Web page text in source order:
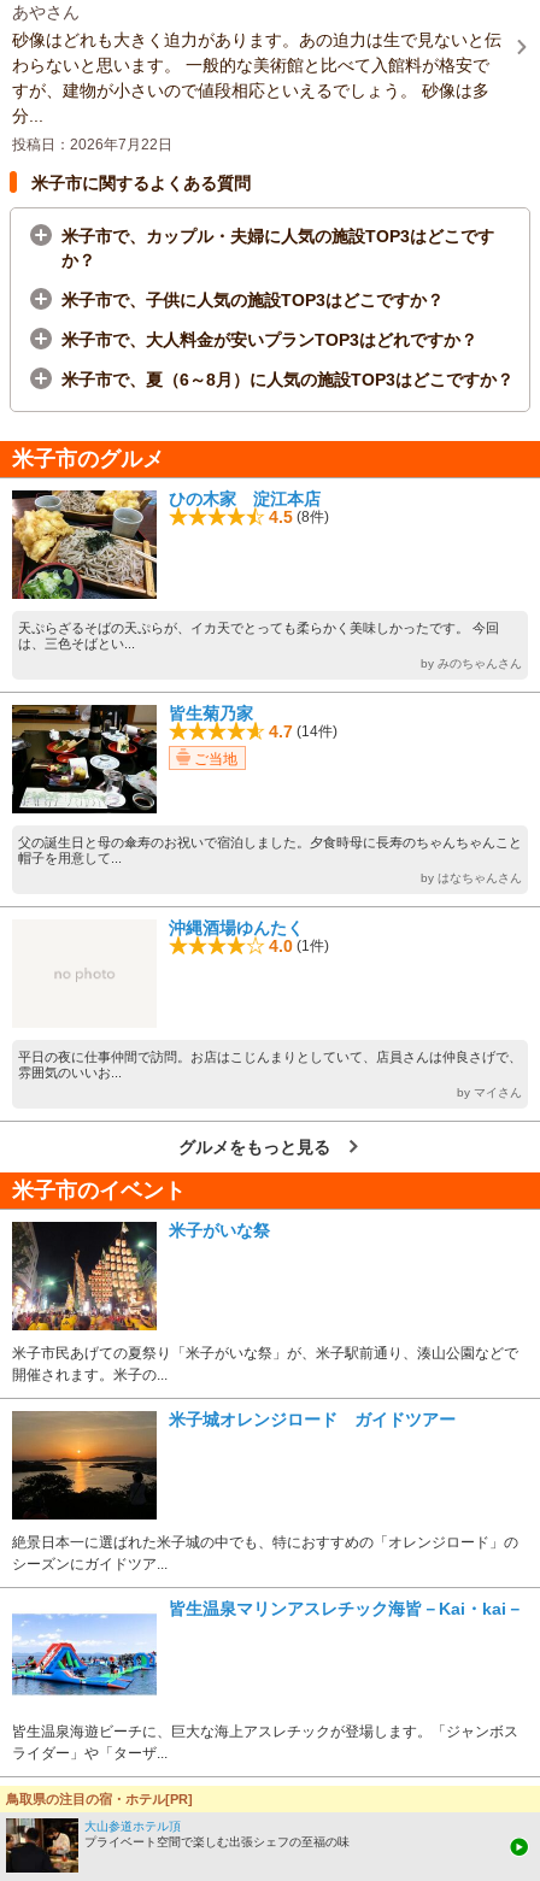
あやさん
砂像はどれも大きく迫力があります。あの迫力は生で見ないと伝
わらないと思います。 一般的な美術館と比べて入館料が格安で
すが、建物が小さいので値段相応といえるでしょう。 砂像は多
分...
投稿日：2026年7月22日
米子市に関するよくある質問
米子市で、カップル・夫婦に人気の施設TOP3はどこです
か？
米子市で、子供に人気の施設TOP3はどこですか？
米子市で、大人料金が安いプランTOP3はどれですか？
米子市で、夏（6～8月）に人気の施設TOP3はどこですか？
米子市のグルメ
ひの木家 淀江本店
4.5 (8件)
天ぷらざるそばの天ぷらが、イカ天でとっても柔らかく美味しかったです。 今回
は、三色そばとい...
by みのちゃんさん
皆生菊乃家
4.7 (14件)
ご当地
父の誕生日と母の傘寿のお祝いで宿泊しました。夕食時母に長寿のちゃんちゃんこと
帽子を用意して...
by はなちゃんさん
沖縄酒場ゆんたく
4.0 (1件)
平日の夜に仕事仲間で訪問。お店はこじんまりとしていて、店員さんは仲良さげで、
雰囲気のいいお...
by マイさん
グルメをもっと見る
米子市のイベント
米子がいな祭
米子市民あげての夏祭り「米子がいな祭」が、米子駅前通り、湊山公園などで
開催されます。米子の...
米子城オレンジロード ガイドツアー
絶景日本一に選ばれた米子城の中でも、特におすすめの「オレンジロード」の
シーズンにガイドツア...
皆生温泉マリンアスレチック海皆－Kai・kai－
皆生温泉海遊ビーチに、巨大な海上アスレチックが登場します。「ジャンボス
ライダー」や「ターザ...
イベントをもっと見る
米子市周辺の温泉地
鳥取県の注目の宿・ホテル[PR]
大山参道ホテル頂
プライベート空間で楽しむ出張シェフの至福の味